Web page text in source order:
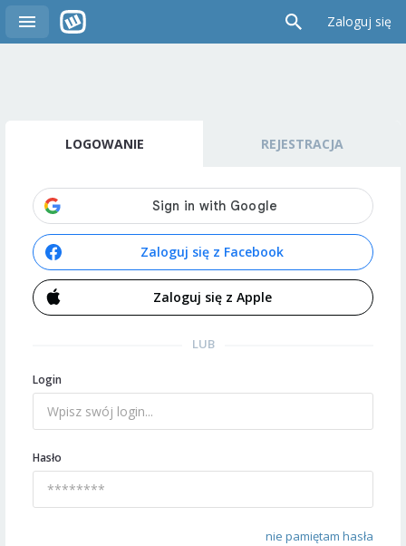
Zaloguj się
LOGOWANIE REJESTRACJA
Zaloguj się z Facebook
Zaloguj się z Apple
LUB
Login
Hasło
nie pamiętam hasła